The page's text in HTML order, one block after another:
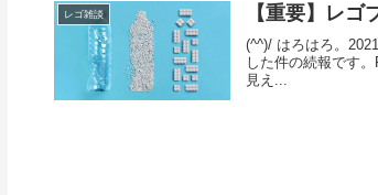
レゴ雑談 【重要】レ
(^^)/ はろはろ。
した件の続報です
見え...